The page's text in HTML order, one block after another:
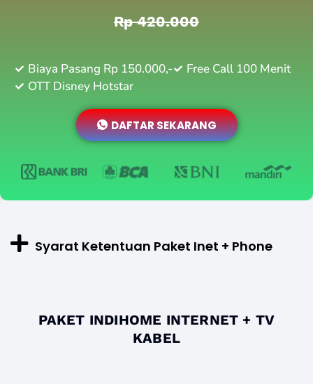
Rp 420.000
Biaya Pasang Rp 150.000,-
Free Call 100 Menit
OTT Disney Hotstar
DAFTAR SEKARANG
Syarat Ketentuan Paket Inet + Phone
PAKET INDIHOME INTERNET + TV
KABEL